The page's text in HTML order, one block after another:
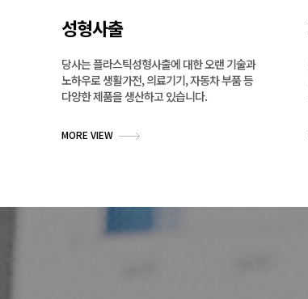
성형사출
당사는 플라스틱성형사출에 대한 오랜 기술과
노하우로 생활가전, 의료기기, 자동차 부품 등
다양한 제품을 생산하고 있습니다.
MORE VIEW